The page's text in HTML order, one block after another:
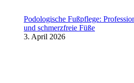
Podologische Fußpflege:
und schmerzfreie Füße
3. April 2026